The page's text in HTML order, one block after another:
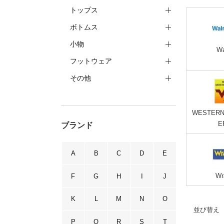
トップス
ボトムス
小物
フットウェア
その他
ブランド
A B C D E
F G H I J
K L M N O
P Q R S T
並び替え